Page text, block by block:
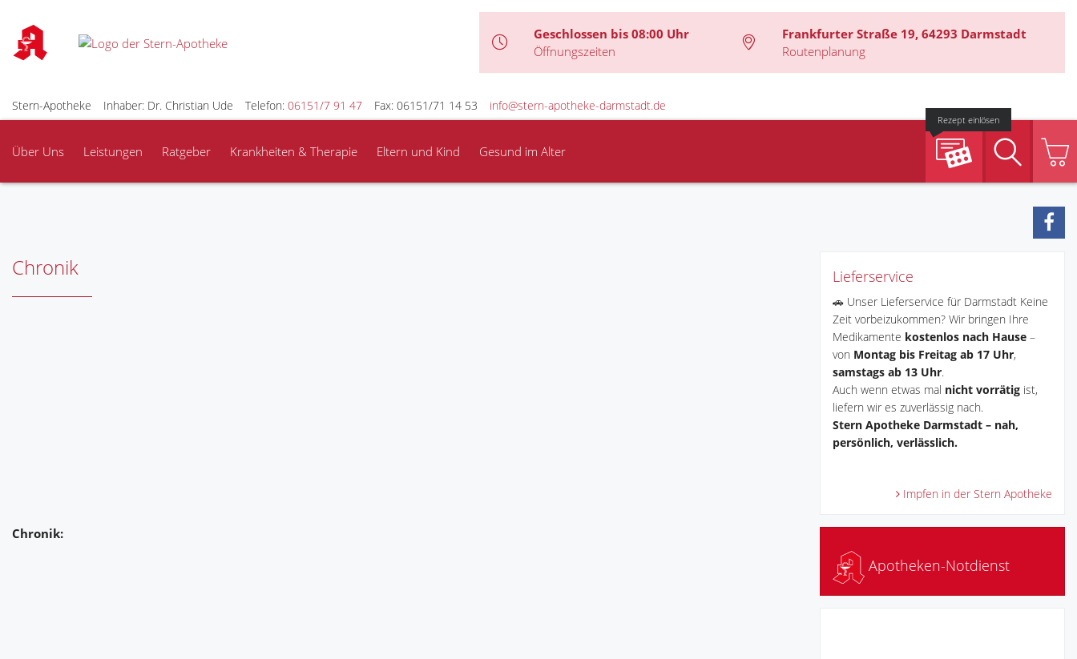
Geschlossen bis 08:00 Uhr
Öffnungszeiten
Frankfurter Straße 19, 64293 Darmstadt
Routenplanung
Stern-Apotheke Inhaber: Dr. Christian Ude Telefon: 06151/7 91 47 Fax: 06151/71 14 53 info@stern-apotheke-darmstadt.de
Über Uns Leistungen Ratgeber Krankheiten & Therapie Eltern und Kind Gesund im Alter
Rezept einlösen
Suche
Chronik
Chronik:
Lieferservice
🚗 Unser Lieferservice für Darmstadt Keine
Zeit vorbeizukommen? Wir bringen Ihre
Medikamente kostenlos nach Hause –
von Montag bis Freitag ab 17 Uhr,
samstags ab 13 Uhr.
Auch wenn etwas mal nicht vorrätig ist,
liefern wir es zuverlässig nach.
Stern Apotheke Darmstadt – nah,
persönlich, verlässlich.
Impfen in der Stern Apotheke
Apotheken-Notdienst